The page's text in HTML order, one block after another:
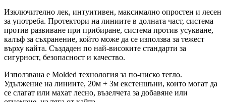
Изключително лек, интуитивен, максимално опростен и лесен
за употреба. Протектори на линиите в долната част, система
против развиване при прибиране, система против усукване,
калъф за съхранение, който може да се използва за тежест
върху кайта. Създаден по най-високите стандарти за
сигурност, безопасност и качество.
Използвана е Molded технология за по-ниско тегло.
Удължение на линиите, 20м + 3м екстеншъни, които могат да
се слагат или махат лесно, възелчета за добавяне или